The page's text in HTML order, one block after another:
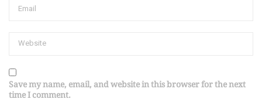
Save my name, email, and website in this browser for the next
time I comment.